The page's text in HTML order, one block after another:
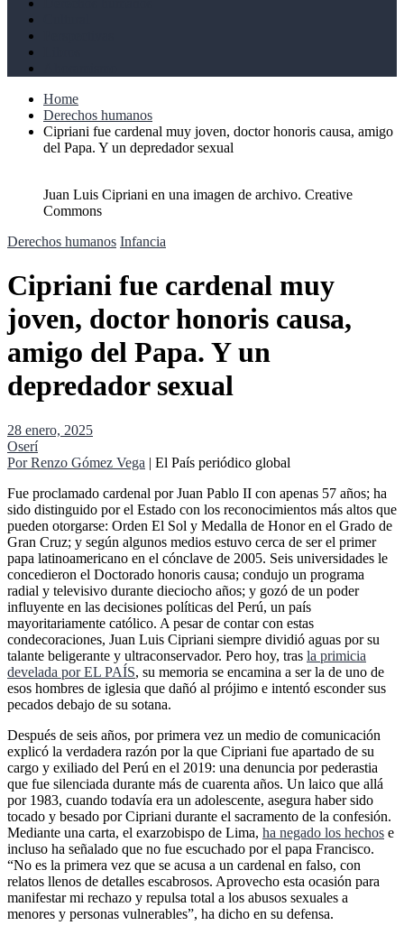
Home
Derechos humanos
Cipriani fue cardenal muy joven, doctor honoris causa, amigo
del Papa. Y un depredador sexual
Juan Luis Cipriani en una imagen de archivo. Creative
Commons
Derechos humanos Infancia
Cipriani fue cardenal muy
joven, doctor honoris causa,
amigo del Papa. Y un
depredador sexual
28 enero, 2025
Oserí
Por Renzo Gómez Vega | El País periódico global
Fue proclamado cardenal por Juan Pablo II con apenas 57 años; ha
sido distinguido por el Estado con los reconocimientos más altos que
pueden otorgarse: Orden El Sol y Medalla de Honor en el Grado de
Gran Cruz; y según algunos medios estuvo cerca de ser el primer
papa latinoamericano en el cónclave de 2005. Seis universidades le
concedieron el Doctorado honoris causa; condujo un programa
radial y televisivo durante dieciocho años; y gozó de un poder
influyente en las decisiones políticas del Perú, un país
mayoritariamente católico. A pesar de contar con estas
condecoraciones, Juan Luis Cipriani siempre dividió aguas por su
talante beligerante y ultraconservador. Pero hoy, tras la primicia
develada por EL PAÍS, su memoria se encamina a ser la de uno de
esos hombres de iglesia que dañó al prójimo e intentó esconder sus
pecados debajo de su sotana.
Después de seis años, por primera vez un medio de comunicación
explicó la verdadera razón por la que Cipriani fue apartado de su
cargo y exiliado del Perú en el 2019: una denuncia por pederastia
que fue silenciada durante más de cuarenta años. Un laico que allá
por 1983, cuando todavía era un adolescente, asegura haber sido
tocado y besado por Cipriani durante el sacramento de la confesión.
Mediante una carta, el exarzobispo de Lima, ha negado los hechos e
incluso ha señalado que no fue escuchado por el papa Francisco.
“No es la primera vez que se acusa a un cardenal en falso, con
relatos llenos de detalles escabrosos. Aprovecho esta ocasión para
manifestar mi rechazo y repulsa total a los abusos sexuales a
menores y personas vulnerables”, ha dicho en su defensa.